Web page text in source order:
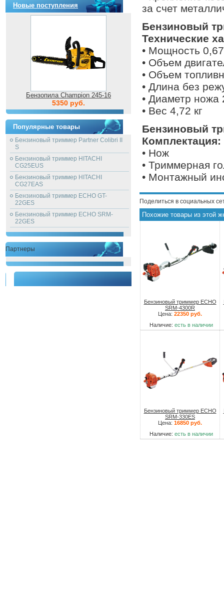
Новые поступления
Бензопила Champion 245-16
5350 руб.
Популярные товары
Бензиновый триммер Partner Colibri II
S
Бензиновый триммер HITACHI
CG25EUS
Бензиновый триммер HITACHI
CG27EAS
Бензиновый триммер ECHO GT-
22GES
Бензиновый триммер ECHO SRM-
22GES
Партнеры
за счет
Бензиновый
Технические
• Мощность
• Объем
• Объем
• Длина без
• Диаметр ножа
• Вес 4,72 кг
Бензиновый
Комплектация:
• Нож
• Триммерная
• Монтажный
Поделиться в социальных
Похожие товары из этой
Бензиновый триммер ECHO
SRM-4300R
Цена: 22350 руб.
Наличие: есть в наличии
Бензиновый триммер ECHO
SRM-330ES
Цена: 16850 руб.
Наличие: есть в наличии